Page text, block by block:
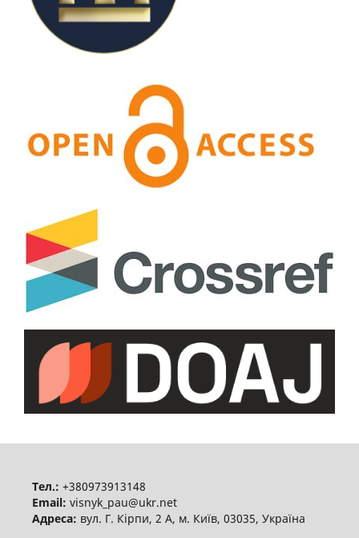
Тел.: +380973913148
Email: visnyk_pau@ukr.net
Адреса: вул. Г. Кірпи, 2 А, м. Київ, 03035, Україна